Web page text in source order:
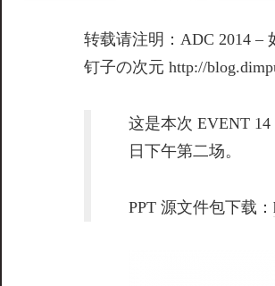
转载请注明：ADC 2014 –
钉子の次元 http://
这是本次 EVENT
日下午第二场。
PPT 源文件包下载：